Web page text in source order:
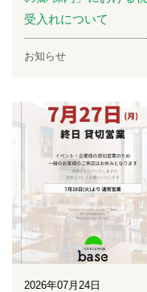
受入れについて
お知らせ
2026年07月24日